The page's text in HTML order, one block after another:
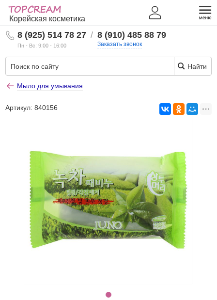
Корейская косметика
8 (925) 514 78 27
Пн - Вс: 9:00 - 16:00
/ 8 (910) 485 88 79
Заказать звонок
Найти
Мыло для умывания
Артикул:840156